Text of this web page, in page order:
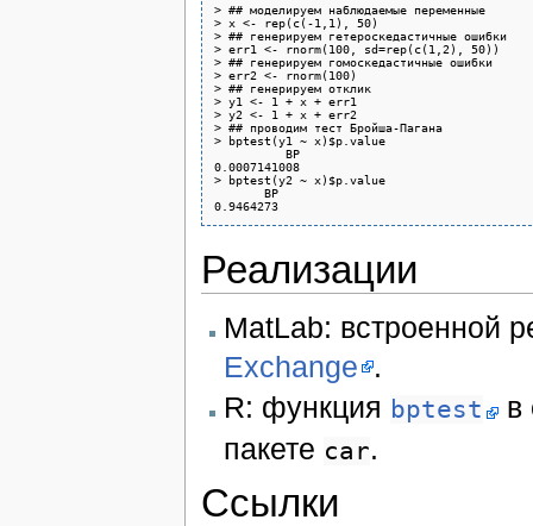
> ## моделируем наблюдаемые переменные
> x <- rep(c(-1,1), 50)
> ## генерируем гетероскедастичные ошибки
> err1 <- rnorm(100, sd=rep(c(1,2), 50))
> ## генерируем гомоскедастичные ошибки
> err2 <- rnorm(100)
> ## генерируем отклик
> y1 <- 1 + x + err1
> y2 <- 1 + x + err2
> ## проводим тест Бройша-Пагана
> bptest(y1 ~ x)$p.value
          BP
0.0007141008
> bptest(y2 ~ x)$p.value
       BP
Реализации
MatLab: встроенной
Exchange .
R: функция bptest
в
пакете car.
Ссылки